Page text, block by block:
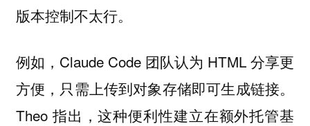
版本控制不太行。
例如，Claude Code 团队认为 HTML 分享更
方便，只需上传到对象存储即可生成链接。
Theo 指出，这种便利性建立在额外托管基